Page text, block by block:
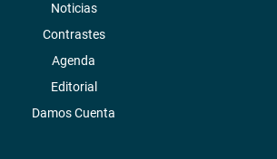
Noticias
Contrastes
Agenda
Editorial
Damos Cuenta